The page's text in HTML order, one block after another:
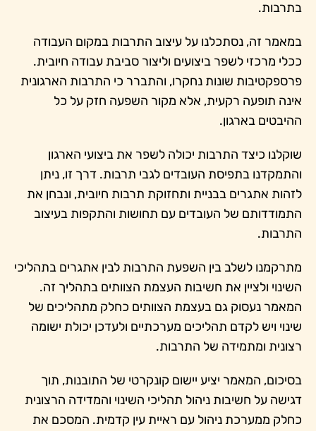
בתרבות.
במאמר זה, נסתכלנו על עיצוב התרבות במקום העבודה
ככלי מרכזי לשפר ביצועים וליצור סביבת עבודה חיובית.
פרספקטיבות שונות נחקרו, והתברר כי התרבות הארגונית
אינה תופעה רקעית, אלא מקור השפעה חזק על כל
ההיבטים בארגון.
שוקלנו כיצד התרבות יכולה לשפר את ביצועי הארגון
והתמקדנו בתפיסת העובדים לגבי תרבות. דרך זו, ניתן
לזהות אתגרים בבניית ותחזוקת תרבות חיובית, ונבחן את
התמודדותם של העובדים עם תחושות והתקפות בעיצוב
התרבות.
מתרקמנו לשלב בין השפעת התרבות לבין אתגרים בתהליכי
השינוי ולציין את חשיבות העצמת הצוותים בתהליך זה.
המאמר נעסוק גם בעצמת הצוותים כחלק מתהליכים של
שינוי ויש לקדם תהליכים מערכתיים ולעדכן יכולת ישומה
רצונית ומתמידה של התרבות.
בסיכום, המאמר יציע יישום קונקרטי של התובנות, תוך
דגישה על חשיבות ניהול תהליכי השינוי והמדידה הרצונית
כחלק ממערכת ניהול עם ראיית עין קדמית. המסכם את